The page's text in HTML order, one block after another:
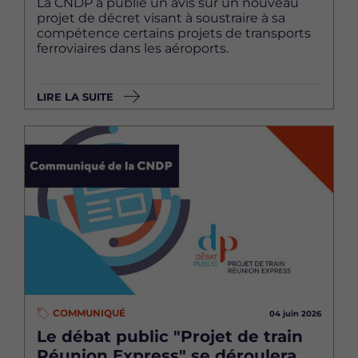
projet de décret visant à soustraire à sa
compétence certains projets de transports
ferroviaires dans les aéroports.
LIRE LA SUITE
Image
COMMUNIQUÉ 04 juin 2026
Le débat public "Projet de train